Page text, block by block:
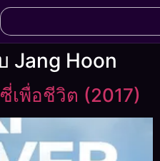
Jang Hoon
เพื่อชีวิต (2017)